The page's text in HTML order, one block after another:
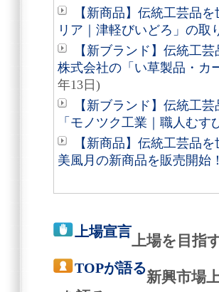
【新商品】伝統工芸品
リア｜津軽びいどろ」の取
【新ブランド】伝統工
株式会社の「い草製品・カ
年13日)
【新ブランド】伝統工
「モノツク工業｜職人む
【新商品】伝統工芸品
美風月の新商品を販売開始！
上場宣言
上場を目指
TOPが語る
新興市場